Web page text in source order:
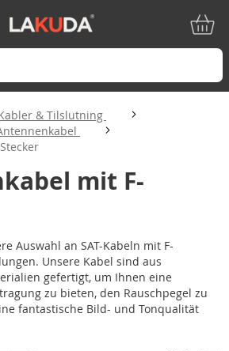
& Tilslutning
mit F-
Auswahl an SAT-Kabeln mit F-
Unsere Kabel sind aus
gefertigt, um Ihnen eine
zu bieten, den Rauschpegel zu
fantastische Bild- und Tonqualität